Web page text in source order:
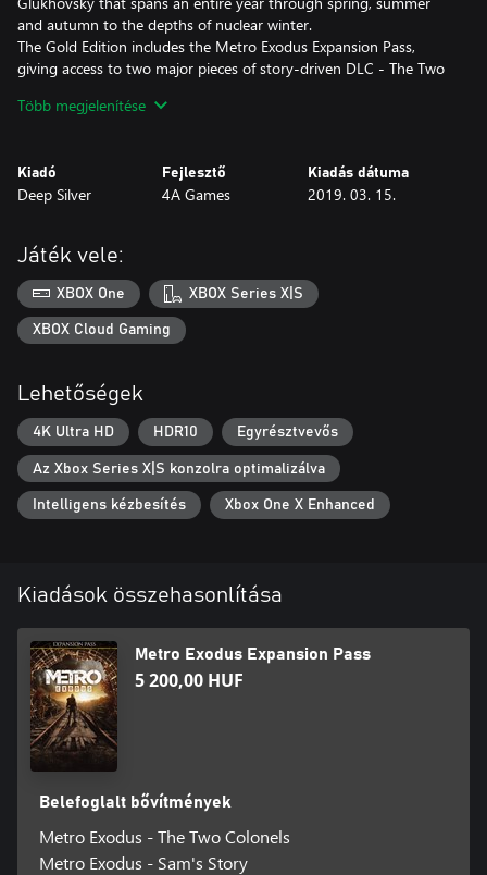
and autumn to the depths of nuclear winter.
The Gold Edition includes the Metro Exodus Expansion Pass,
giving access to two major pieces of story-driven DLC - The Two
Több megjelenítése
Kiadó
Deep Silver
Fejlesztő
4A Games
Kiadás dátuma
2019. 03. 15.
Játék vele:
XBOX One XBOX Series X|S
XBOX Cloud Gaming
Lehetőségek
4K Ultra HD HDR10 Egyrésztvevős
Az Xbox Series X|S konzolra optimalizálva
Intelligens kézbesítés Xbox One X Enhanced
Kiadások összehasonlítása
Metro Exodus Expansion Pass
5 200,00 HUF
Belefoglalt bővítmények
Metro Exodus - The Two Colonels
Metro Exodus - Sam's Story